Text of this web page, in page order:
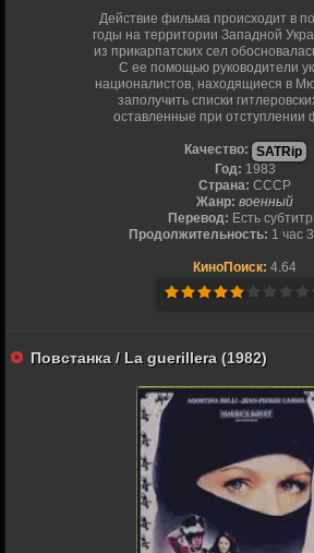
Действие фильма происходит в
годы на территории Западной
из прикарпатских сел
С ее помощью руководители
националистов, находящиеся в
заполучить списки
оставленные при отступлении
Качество: SATRip
Год: 1983
Страна: СССР
Жанр: военный
Перевод: Есть
Продолжительность: 1 час
КиноПоиск: 4.64
Повстанка / La guerillera (1982)